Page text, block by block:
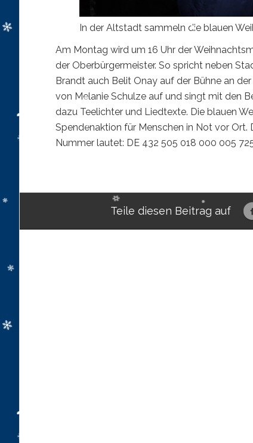
In der Altstadt sammeln die blauen
Am Montag wird um 16 Uhr der
der Oberbürgermeister. So spricht neben
Brandt auch Belit Onay auf der Bühne an
von Melanie Schulze auf und singt mit den
dazu Teelichter und Liedtexte. Die blauen
Spendenaktion für Menschen in Not vor
Nummer lautet: DE 432 505 018 000 005
Teile diesen Beitrag auf